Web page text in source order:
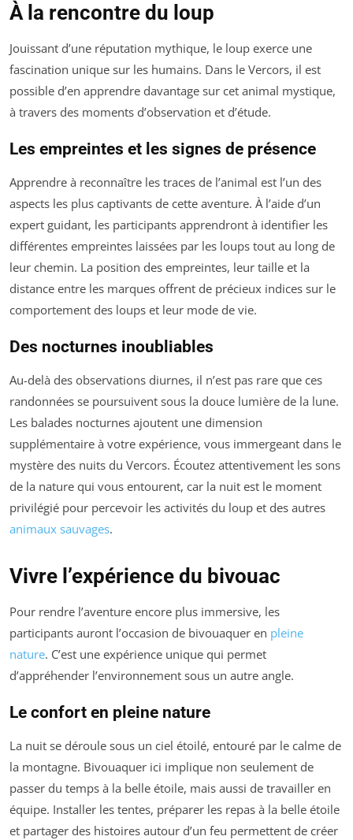
À la rencontre du loup
Jouissant d’une réputation mythique, le loup exerce une
fascination unique sur les humains. Dans le Vercors, il est
possible d’en apprendre davantage sur cet animal mystique,
à travers des moments d’observation et d’étude.
Les empreintes et les signes de présence
Apprendre à reconnaître les traces de l’animal est l’un des
aspects les plus captivants de cette aventure. À l’aide d’un
expert guidant, les participants apprendront à identifier les
différentes empreintes laissées par les loups tout au long de
leur chemin. La position des empreintes, leur taille et la
distance entre les marques offrent de précieux indices sur le
comportement des loups et leur mode de vie.
Des nocturnes inoubliables
Au-delà des observations diurnes, il n’est pas rare que ces
randonnées se poursuivent sous la douce lumière de la lune.
Les balades nocturnes ajoutent une dimension
supplémentaire à votre expérience, vous immergeant dans le
mystère des nuits du Vercors. Écoutez attentivement les sons
de la nature qui vous entourent, car la nuit est le moment
privilégié pour percevoir les activités du loup et des autres
animaux sauvages.
Vivre l’expérience du bivouac
Pour rendre l’aventure encore plus immersive, les
participants auront l’occasion de bivouaquer en pleine
nature. C’est une expérience unique qui permet
d’appréhender l’environnement sous un autre angle.
Le confort en pleine nature
La nuit se déroule sous un ciel étoilé, entouré par le calme de
la montagne. Bivouaquer ici implique non seulement de
passer du temps à la belle étoile, mais aussi de travailler en
équipe. Installer les tentes, préparer les repas à la belle étoile
et partager des histoires autour d’un feu permettent de créer